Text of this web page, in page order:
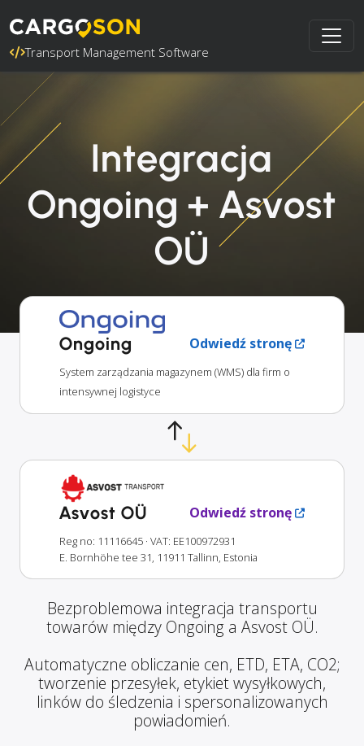
Transport Management Software
Integracja
Ongoing + Asvost
OÜ
Ongoing Odwiedź stronę
System zarządzania magazynem (WMS) dla firm o
intensywnej logistyce
Asvost OÜ Odwiedź stronę
Reg no: 11116645 · VAT: EE100972931
E. Bornhöhe tee 31, 11911 Tallinn, Estonia
Bezproblemowa integracja transportu
towarów między Ongoing a Asvost OÜ.
Automatyczne obliczanie cen, ETD, ETA, CO2;
tworzenie przesyłek, etykiet wysyłkowych,
linków do śledzenia i spersonalizowanych
powiadomień.